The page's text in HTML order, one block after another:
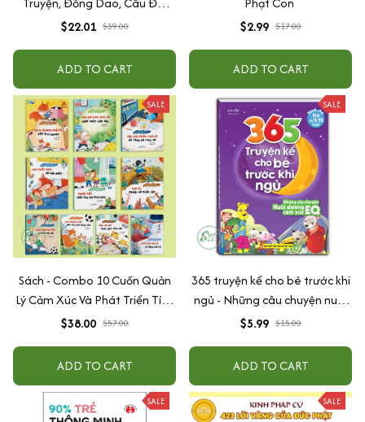
Tập Nói Tập Đọc Cho Bé 0-6
$22.01 $39.00
ADD TO CART
$2.99 $17.00
ADD TO CART
SALE
Sách - Combo 10 Cuốn Quản
Lý Cảm Xúc Và Phát Triển Tính
Cách Cho Bé Từ 2 - 6 Tuổi
$38.00 $57.00
ADD TO CART
SALE
365 truyện kể cho bé trước khi
ngủ - Những câu chuyện nuôi
dưỡng cảm xúc EQ (2-12 tuổi)
$5.99 $15.00
ADD TO CART
SALE SALE